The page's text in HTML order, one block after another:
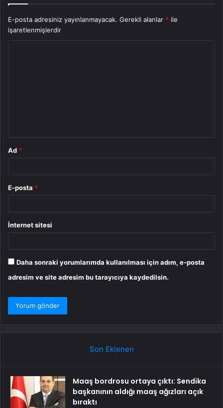
E-posta adresiniz yayınlanmayacak. Gerekli alanlar * ile
işaretlenmişlerdir
Ad *
E-posta *
İnternet sitesi
Daha sonraki yorumlarımda kullanılması için adım, e-posta
adresim ve site adresim bu tarayıcıya kaydedilsin.
Son Eklenen
Maaş bordrosu ortaya çıktı: Sendika
başkanının aldığı maaş ağızları açık
bıraktı